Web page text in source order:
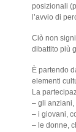
posizionali
l’avvio di
Ciò non
dibattito più
È partendo
elementi
La
– gli
– i giovani,
– le donne,